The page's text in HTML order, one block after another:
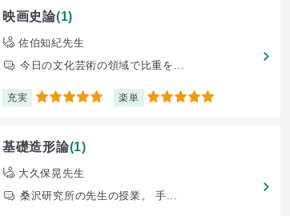
映画史論(1)
佐伯知紀先生
今日の文化芸術の領域で比重を...
充実 5 楽単 5
基礎造形論(1)
大久保晃先生
桑沢研究所の先生の授業。 手...